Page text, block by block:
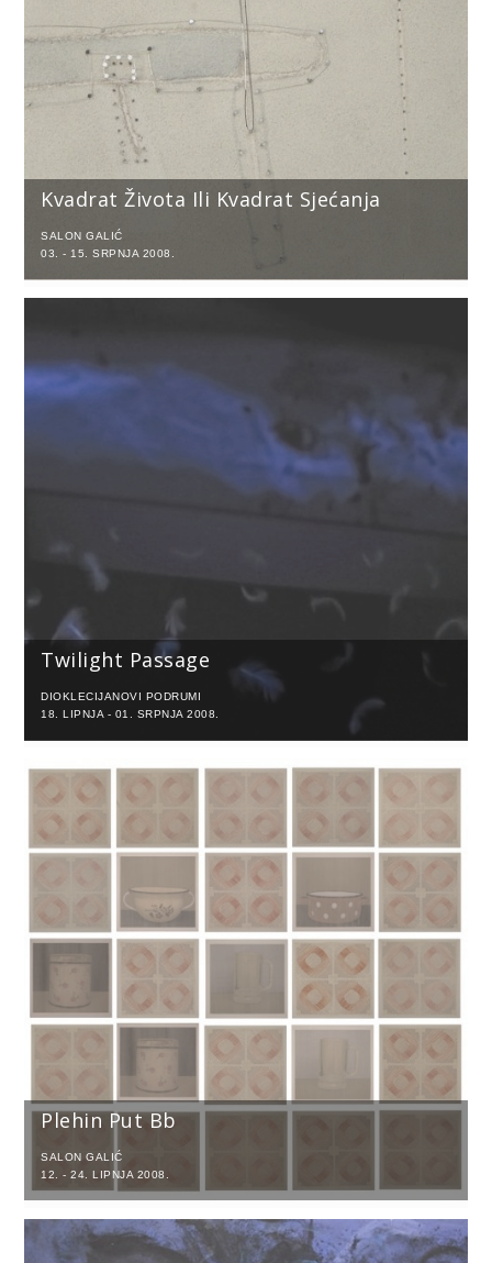
Kvadrat Života Ili Kvadrat Sjećanja
SALON GALIĆ
03. - 15. SRPNJA 2008.
Twilight Passage
DIOKLECIJANOVI PODRUMI
18. LIPNJA - 01. SRPNJA 2008.
Plehin Put Bb
SALON GALIĆ
12. - 24. LIPNJA 2008.